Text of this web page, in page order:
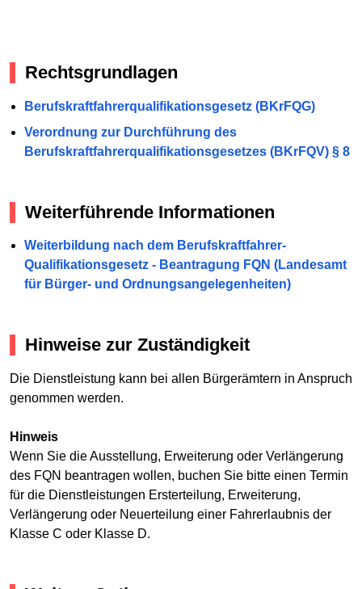
Rechtsgrundlagen
Berufskraftfahrerqualifikationsgesetz (BKrFQG)
Verordnung zur Durchführung des
Berufskraftfahrerqualifikationsgesetzes (BKrFQV) § 8
Weiterführende Informationen
Weiterbildung nach dem Berufskraftfahrer-
Qualifikationsgesetz - Beantragung FQN (Landesamt
für Bürger- und Ordnungsangelegenheiten)
Hinweise zur Zuständigkeit
Die Dienstleistung kann bei allen Bürgerämtern in Anspruch
genommen werden.
Hinweis
Wenn Sie die Ausstellung, Erweiterung oder Verlängerung
des FQN beantragen wollen, buchen Sie bitte einen Termin
für die Dienstleistungen Ersterteilung, Erweiterung,
Verlängerung oder Neuerteilung einer Fahrerlaubnis der
Klasse C oder Klasse D.